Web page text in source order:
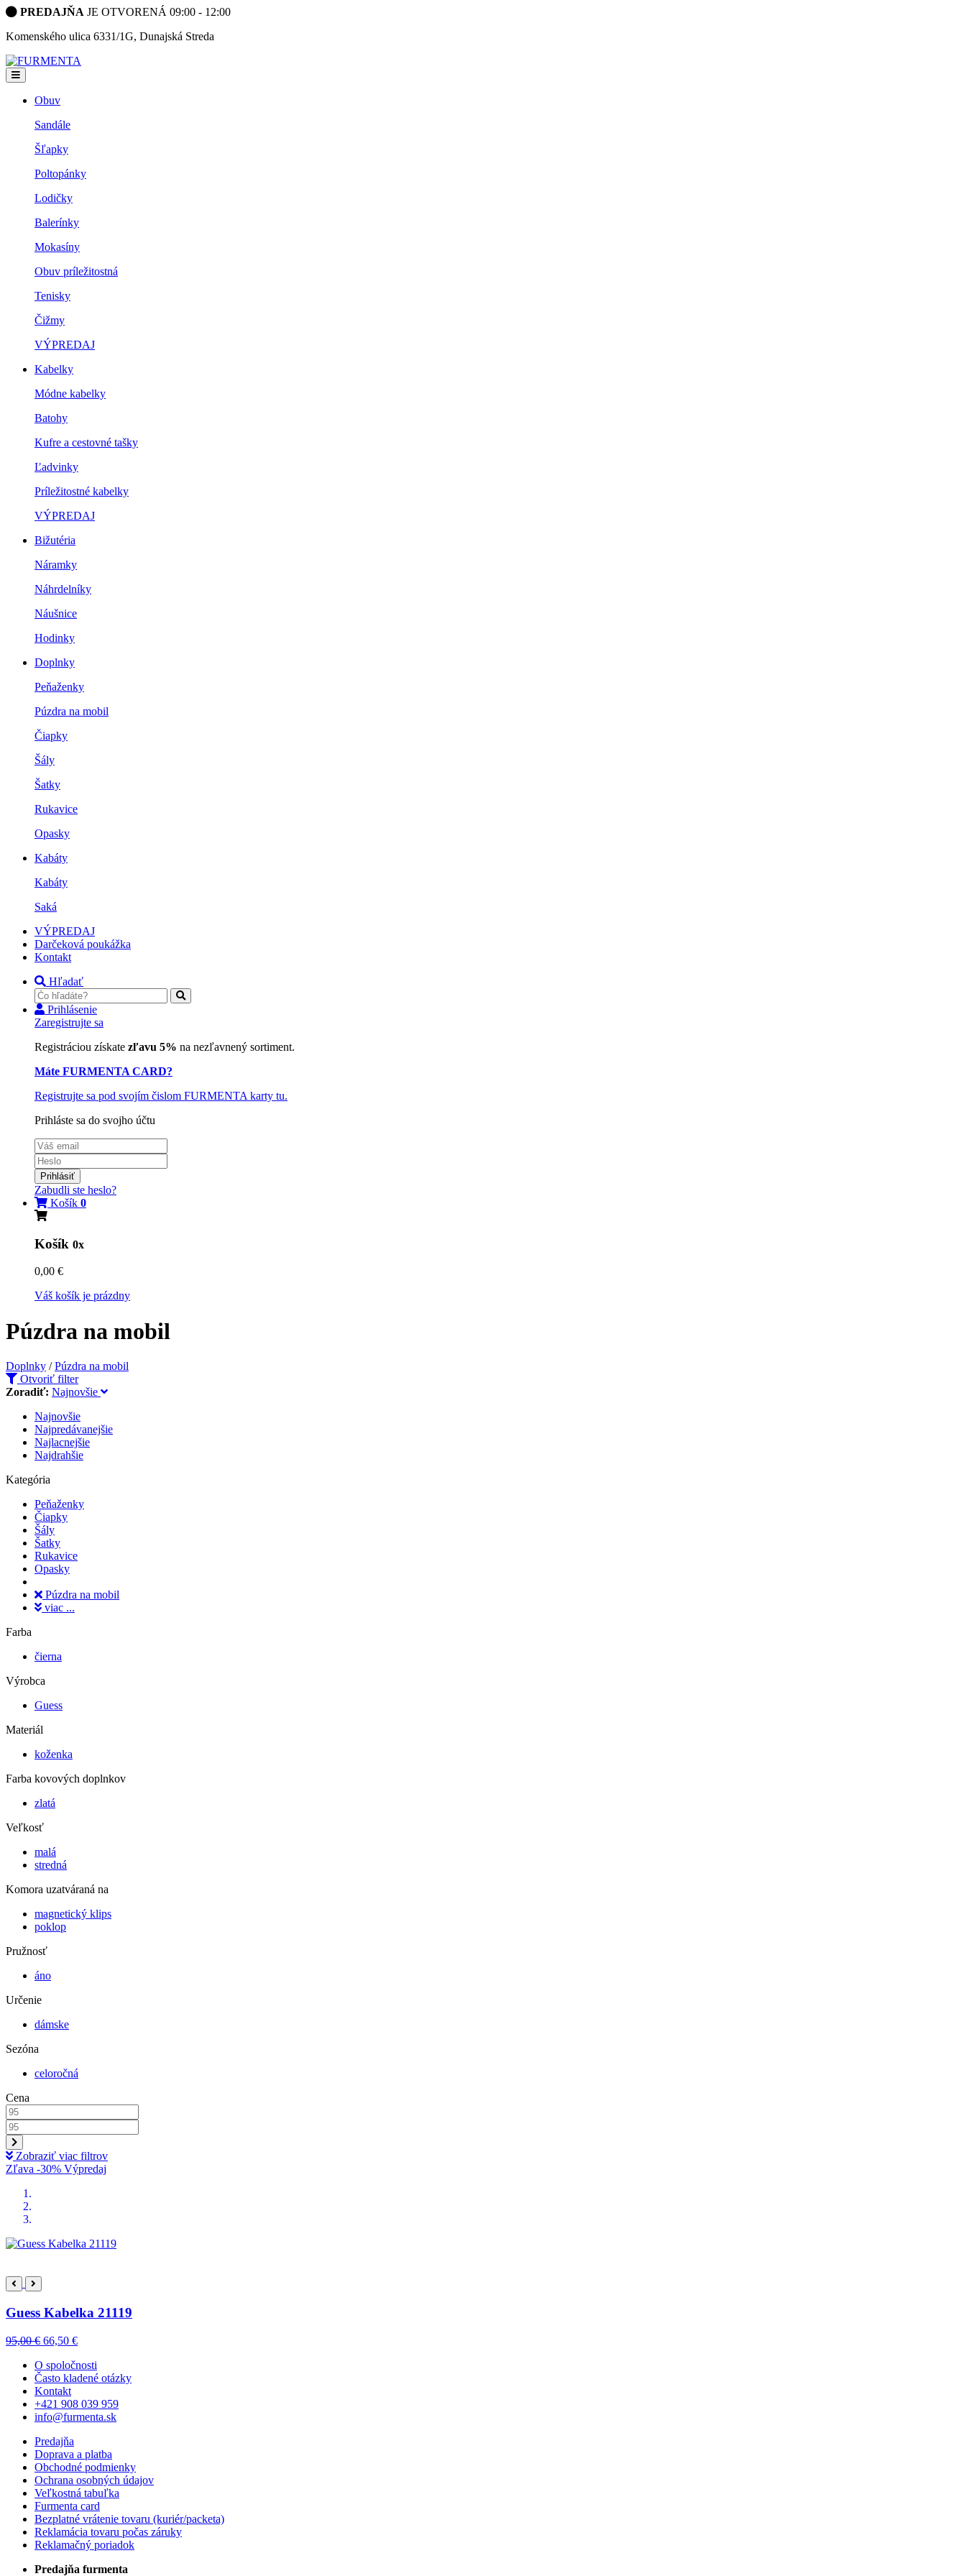
PREDAJŇA JE OTVORENÁ 09:00 - 12:00
Komenského ulica 6331/1G, Dunajská Streda
Obuv
Sandále
Šľapky
Poltopánky
Lodičky
Balerínky
Mokasíny
Obuv príležitostná
Tenisky
Čižmy
VÝPREDAJ
Kabelky
Módne kabelky
Batohy
Kufre a cestovné tašky
Ľadvinky
Príležitostné kabelky
VÝPREDAJ
Bižutéria
Náramky
Náhrdelníky
Náušnice
Hodinky
Doplnky
Peňaženky
Púzdra na mobil
Čiapky
Šály
Šatky
Rukavice
Opasky
Kabáty
Kabáty
Saká
VÝPREDAJ
Darčeková poukážka
Kontakt
Hľadať
Prihlásenie
Zaregistrujte sa
Registráciou získate zľavu 5% na nezľavnený sortiment.
Máte FURMENTA CARD?
Registrujte sa pod svojím čislom FURMENTA karty tu.
Prihláste sa do svojho účtu
Prihlásiť
Zabudli ste heslo?
Košík 0
Košík 0x
0,00 €
Váš košík je prázdny
Púzdra na mobil
Doplnky /Púzdra na mobil
Otvoriť filter
Zoradiť: Najnovšie
Najnovšie
Najpredávanejšie
Najlacnejšie
Najdrahšie
Kategória
Peňaženky
Čiapky
Šály
Šatky
Rukavice
Opasky
Púzdra na mobil
viac ...
Farba
čierna
Výrobca
Guess
Materiál
koženka
Farba kovových doplnkov
zlatá
Veľkosť
malá
stredná
Komora uzatváraná na
magnetický klips
poklop
Pružnosť
áno
Určenie
dámske
Sezóna
celoročná
Cena
Zobraziť viac filtrov
Zľava -30% Výpredaj
Guess Kabelka 21119
95,00 € 66,50 €
O spoločnosti
Často kladené otázky
Kontakt
+421 908 039 959
info@furmenta.sk
Predajňa
Doprava a platba
Obchodné podmienky
Ochrana osobných údajov
Veľkostná tabuľka
Furmenta card
Bezplatné vrátenie tovaru (kuriér/packeta)
Reklamácia tovaru počas záruky
Reklamačný poriadok
Predajňa furmenta